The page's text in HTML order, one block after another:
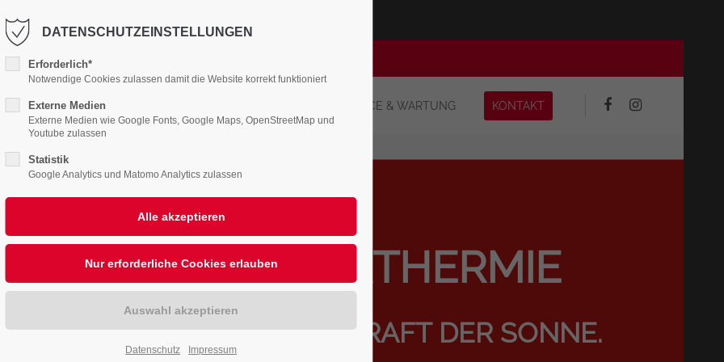
dolor sit amet:
support for our
8:00am - 5:00pm(GMT
GET IN TOUCH
376-293 City Road, Suite 600
San Francisco, CA 94102
+44 1234 567 890
Drop us a line
info@yourdomain.com
ABOUT US
consectetuer adipiscing elit.
dis parturient montes, nascetur
ridiculus mus. Donec quam felis,
info@hwgmbh.com
HEIZUNG SERVICE & WARTUNG KONTAKT
SOLARTHERMIE
MIT DER KRAFT DER SONNE.
DATENSCHUTZEINSTELLUNGEN
Erforderlich*
Notwendige Cookies zulassen damit die Website korrekt funktioniert
Externe Medien
Externe Medien wie Google Fonts, Google Maps, OpenStreetMap und
Youtube zulassen
Statistik
Google Analytics und Matomo Analytics zulassen
Datenschutz Impressum